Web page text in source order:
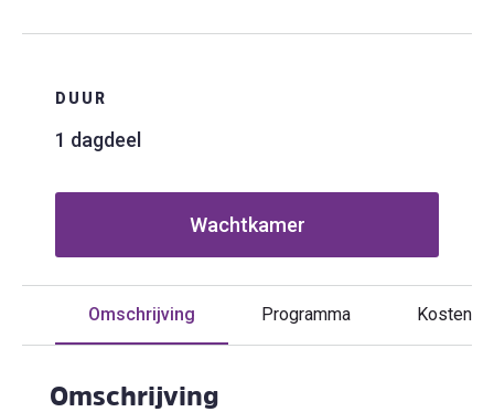
DUUR
1 dagdeel
Wachtkamer
Omschrijving Programma Kosten
Omschrijving